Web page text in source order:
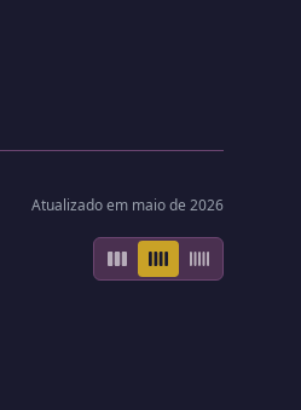
Atualizado em maio de 2026